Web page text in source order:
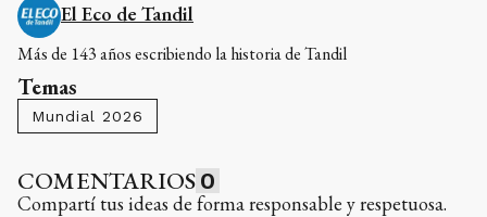
El Eco de Tandil
Más de 143 años escribiendo la historia de Tandil
Temas
Mundial 2026
COMENTARIOS 0
Compartí tus ideas de forma responsable y respetuosa.